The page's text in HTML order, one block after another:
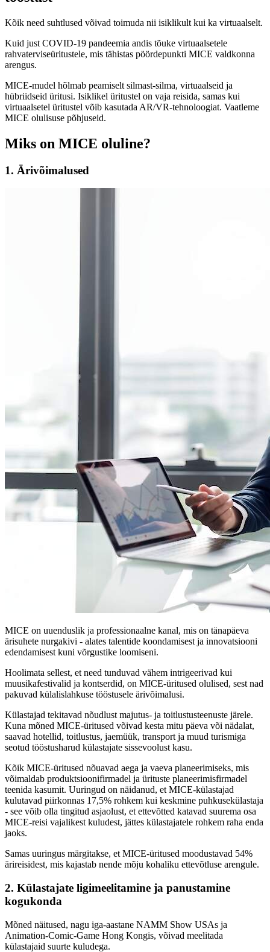
Kõik need suhtlused võivad toimuda nii isiklikult kui ka virtuaalselt.
Kuid just COVID-19 pandeemia andis tõuke virtuaalsetele
rahvaterviseüritustele, mis tähistas pöördepunkti MICE valdkonna
arengus.
MICE-mudel hõlmab peamiselt silmast-silma, virtuaalseid ja
hübriidseid üritusi. Isiklikel üritustel on vaja reisida, samas kui
virtuaalsetel üritustel võib kasutada AR/VR-tehnoloogiat. Vaatleme
MICE olulisuse põhjuseid.
Miks on MICE oluline?
1. Ärivõimalused
MICE on uuenduslik ja professionaalne kanal, mis on tänapäeva
ärisuhete nurgakivi - alates talentide koondamisest ja innovatsiooni
edendamisest kuni võrgustike loomiseni.
Hoolimata sellest, et need tunduvad vähem intrigeerivad kui
muusikafestivalid ja kontserdid, on MICE-üritused olulised, sest nad
pakuvad külalislahkuse tööstusele ärivõimalusi.
Külastajad tekitavad nõudlust majutus- ja toitlustusteenuste järele.
Kuna mõned MICE-üritused võivad kesta mitu päeva või nädalat,
saavad hotellid, toitlustus, jaemüük, transport ja muud turismiga
seotud tööstusharud külastajate sissevoolust kasu.
Kõik MICE-üritused nõuavad aega ja vaeva planeerimiseks, mis
võimaldab produktsioonifirmadel ja ürituste planeerimisfirmadel
teenida kasumit. Uuringud on näidanud, et MICE-külastajad
kulutavad piirkonnas 17,5% rohkem kui keskmine puhkusekülastaja
- see võib olla tingitud asjaolust, et ettevõtted katavad suurema osa
MICE-reisi vajalikest kuludest, jättes külastajatele rohkem raha enda
jaoks.
Samas uuringus märgitakse, et MICE-üritused moodustavad 54%
ärireisidest, mis kajastab nende mõju kohaliku ettevõtluse arengule.
2. Külastajate ligimeelitamine ja panustamine
kogukonda
Mõned näitused, nagu iga-aastane NAMM Show USAs ja
Animation-Comic-Game Hong Kongis, võivad meelitada
külastajaid suurte kuludega.